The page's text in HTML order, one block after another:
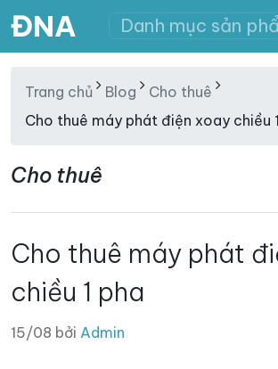
ĐNA Danh mục sản
Trang chủ Blog
Cho thuê
Cho thuê máy phát điện xoay chiều
Cho thuê
Cho thuê máy phát
chiều 1 pha
15/08 bởi Admin